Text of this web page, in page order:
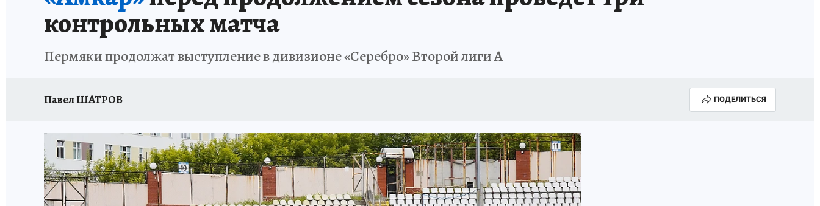
КЛИНИКА ГОДА 2025 ПРОИСШЕСТВИЯ НАСТОЯЩИЕ ЛЮДИ
ИСПЫТАНО НА СЕБЕ КЛИНИКА ГОДА-2024
контрольных матча
Пермяки продолжат выступление в дивизионе «Серебро» Второй лиги А
Павел ШАТРОВ ПОДЕЛИТЬСЯ